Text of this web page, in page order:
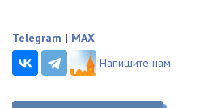
Telegram | MAX
Напишите нам